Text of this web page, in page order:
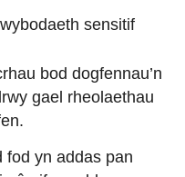
sensitif
bod dogfennau’n
gael rheolaethau
fod yn addas pan